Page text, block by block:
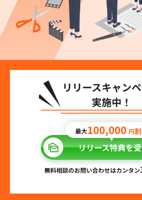
リリースキャン
実施中！
最大100,000 円
リリース特典を
無料相談のお問い合わせはカンタン